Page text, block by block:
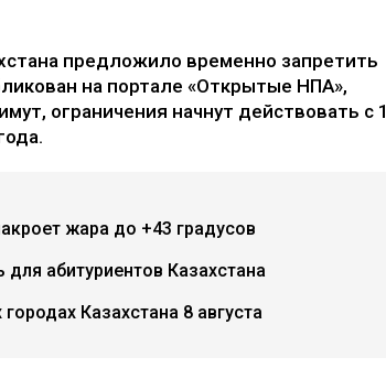
предложило временно запретить
на портале «Открытые НПА»,
ограничения начнут действовать с 1
жара до +43 градусов
абитуриентов Казахстана
Казахстана 8 августа